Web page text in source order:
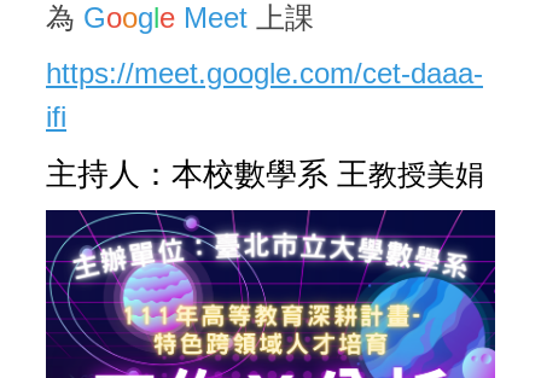
為 Google Meet 上課
https://meet.google.com/cet-daaa-
ifi
主持人：本校數學系 王教授美娟